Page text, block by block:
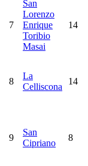
7
San
Lorenzo
Enrique
Toribio
Masai
14
8
La
Celliscona
14
9
San
Cipriano
8